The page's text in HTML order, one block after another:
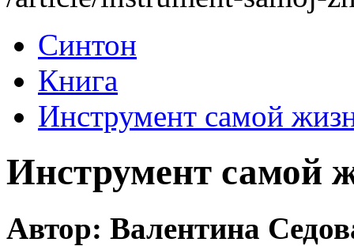
Синтон
Книга
Инструмент самой
Инструмент самой
Автор: Валентина